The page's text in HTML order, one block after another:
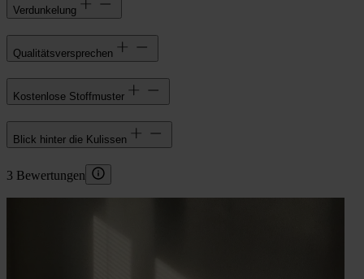
Verdunkelung
Qualitätsversprechen
Kostenlose Stoffmuster
Blick hinter die Kulissen
3 Bewertungen